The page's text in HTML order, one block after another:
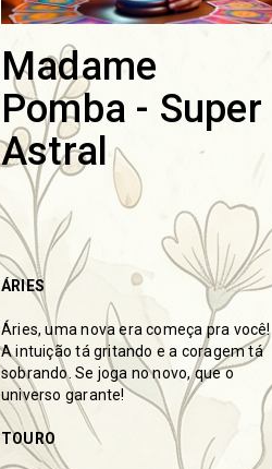
Madame
Pomba - Super
Astral
ÁRIES
Áries, uma nova era começa pra você!
A intuição tá gritando e a coragem tá
sobrando. Se joga no novo, que o
universo garante!
TOURO